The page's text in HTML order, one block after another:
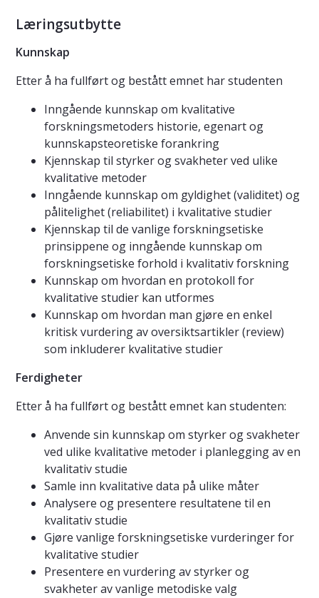
Læringsutbytte
Kunnskap
Etter å ha fullført og bestått emnet har studenten
Inngående kunnskap om kvalitative
forskningsmetoders historie, egenart og
kunnskapsteoretiske forankring
Kjennskap til styrker og svakheter ved ulike
kvalitative metoder
Inngående kunnskap om gyldighet (validitet) og
pålitelighet (reliabilitet) i kvalitative studier
Kjennskap til de vanlige forskningsetiske
prinsippene og inngående kunnskap om
forskningsetiske forhold i kvalitativ forskning
Kunnskap om hvordan en protokoll for
kvalitative studier kan utformes
Kunnskap om hvordan man gjøre en enkel
kritisk vurdering av oversiktsartikler (review)
som inkluderer kvalitative studier
Ferdigheter
Etter å ha fullført og bestått emnet kan studenten:
Anvende sin kunnskap om styrker og svakheter
ved ulike kvalitative metoder i planlegging av en
kvalitativ studie
Samle inn kvalitative data på ulike måter
Analysere og presentere resultatene til en
kvalitativ studie
Gjøre vanlige forskningsetiske vurderinger for
kvalitative studier
Presentere en vurdering av styrker og
svakheter av vanlige metodiske valg